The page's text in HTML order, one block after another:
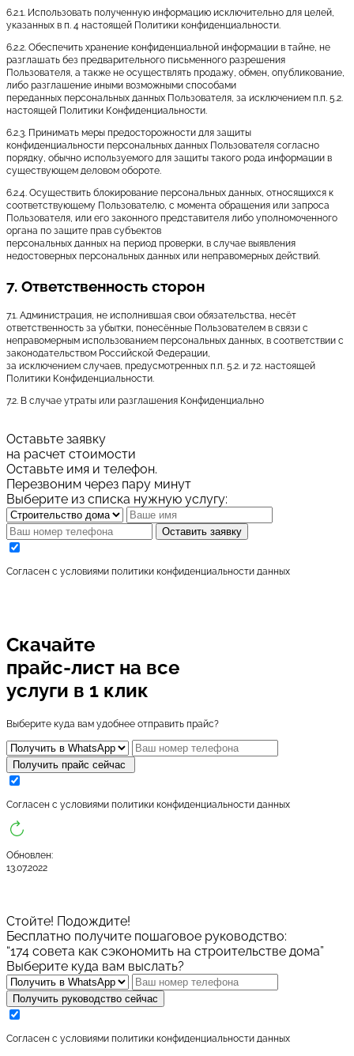
6.2.1. Использовать полученную информацию исключительно для целей,
указанных в п. 4 настоящей Политики конфиденциальности.
6.2.2. Обеспечить хранение конфиденциальной информации в тайне, не
разглашать без предварительного письменного разрешения
Пользователя, а также не осуществлять продажу, обмен, опубликование,
либо разглашение иными возможными способами
переданных персональных данных Пользователя, за исключением п.п. 5.2.
настоящей Политики Конфиденциальности.
6.2.3. Принимать меры предосторожности для защиты
конфиденциальности персональных данных Пользователя согласно
порядку, обычно используемого для защиты такого рода информации в
существующем деловом обороте.
6.2.4. Осуществить блокирование персональных данных, относящихся к
соответствующему Пользователю, с момента обращения или запроса
Пользователя, или его законного представителя либо уполномоченного
органа по защите прав субъектов
персональных данных на период проверки, в случае выявления
недостоверных персональных данных или неправомерных действий.
7. Ответственность сторон
7.1. Администрация, не исполнившая свои обязательства, несёт
ответственность за убытки, понесённые Пользователем в связи с
неправомерным использованием персональных данных, в соответствии с
законодательством Российской Федерации,
за исключением случаев, предусмотренных п.п. 5.2. и 7.2. настоящей
Политики Конфиденциальности.
7.2. В случае утраты или разглашения Конфиденциально
Оставьте заявку
на расчет стоимости
Оставьте имя и телефон.
Перезвоним через пару минут
Выберите из списка нужную услугу:
Оставить заявку
Cогласен с условиями политики конфиденциальности данных
Скачайте
прайс-лист на все
услуги в 1 клик
Выберите куда вам удобнее отправить прайс?
Получить прайс сейчас
Cогласен с условиями политики конфиденциальности данных
Обновлен:
13.07.2022
Стойте! Подождите!
Бесплатно получите пошаговое руководство:
“174 совета как сэкономить на строительстве дома”
Выберите куда вам выслать?
Получить руководство сейчас
Cогласен с условиями политики конфиденциальности данных